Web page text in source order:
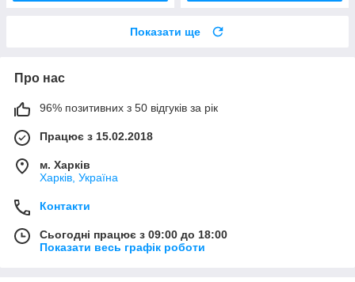
Показати ще
Про нас
96% позитивних з 50 відгуків за рік
Працює з 15.02.2018
м. Харків
Харків, Україна
Контакти
Сьогодні працює з 09:00 до 18:00
Показати весь графік роботи